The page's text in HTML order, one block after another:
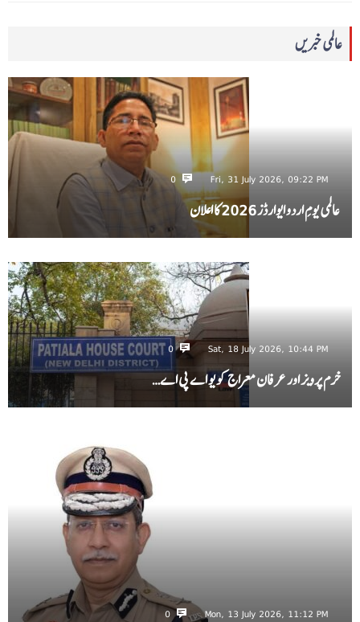
عالمی خبریں
Fri, 31 July 2026, 09:22 PM
0
عالمی یومِ اردو ایوارڈز 2026 کا اعلان
Sat, 18 July 2026, 10:44 PM
0
خرم پرویز اور عرفان معراج کو یو اے پی اے…
Mon, 13 July 2026, 11:12 PM
0